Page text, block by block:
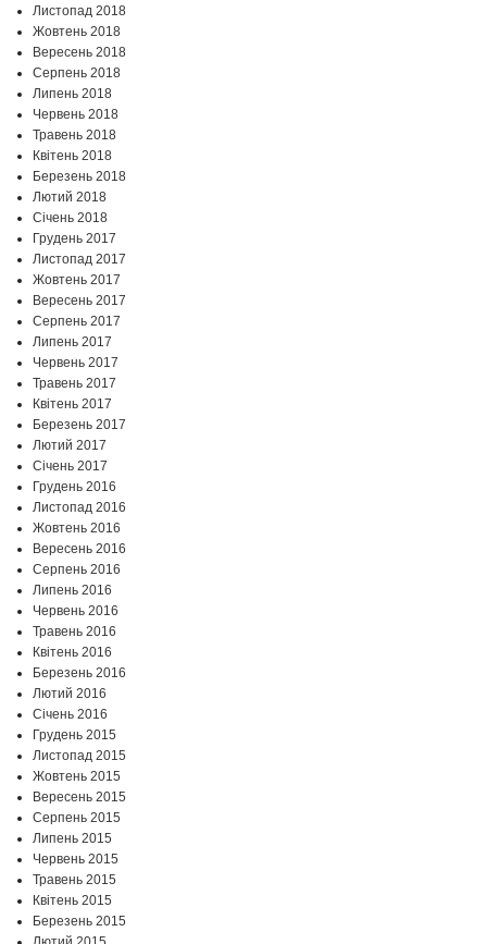
Листопад 2018
Жовтень 2018
Вересень 2018
Серпень 2018
Липень 2018
Червень 2018
Травень 2018
Квітень 2018
Березень 2018
Лютий 2018
Січень 2018
Грудень 2017
Листопад 2017
Жовтень 2017
Вересень 2017
Серпень 2017
Липень 2017
Червень 2017
Травень 2017
Квітень 2017
Березень 2017
Лютий 2017
Січень 2017
Грудень 2016
Листопад 2016
Жовтень 2016
Вересень 2016
Серпень 2016
Липень 2016
Червень 2016
Травень 2016
Квітень 2016
Березень 2016
Лютий 2016
Січень 2016
Грудень 2015
Листопад 2015
Жовтень 2015
Вересень 2015
Серпень 2015
Липень 2015
Червень 2015
Травень 2015
Квітень 2015
Березень 2015